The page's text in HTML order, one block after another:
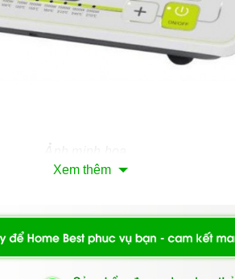
đen chủ đạo.
Xem thêm